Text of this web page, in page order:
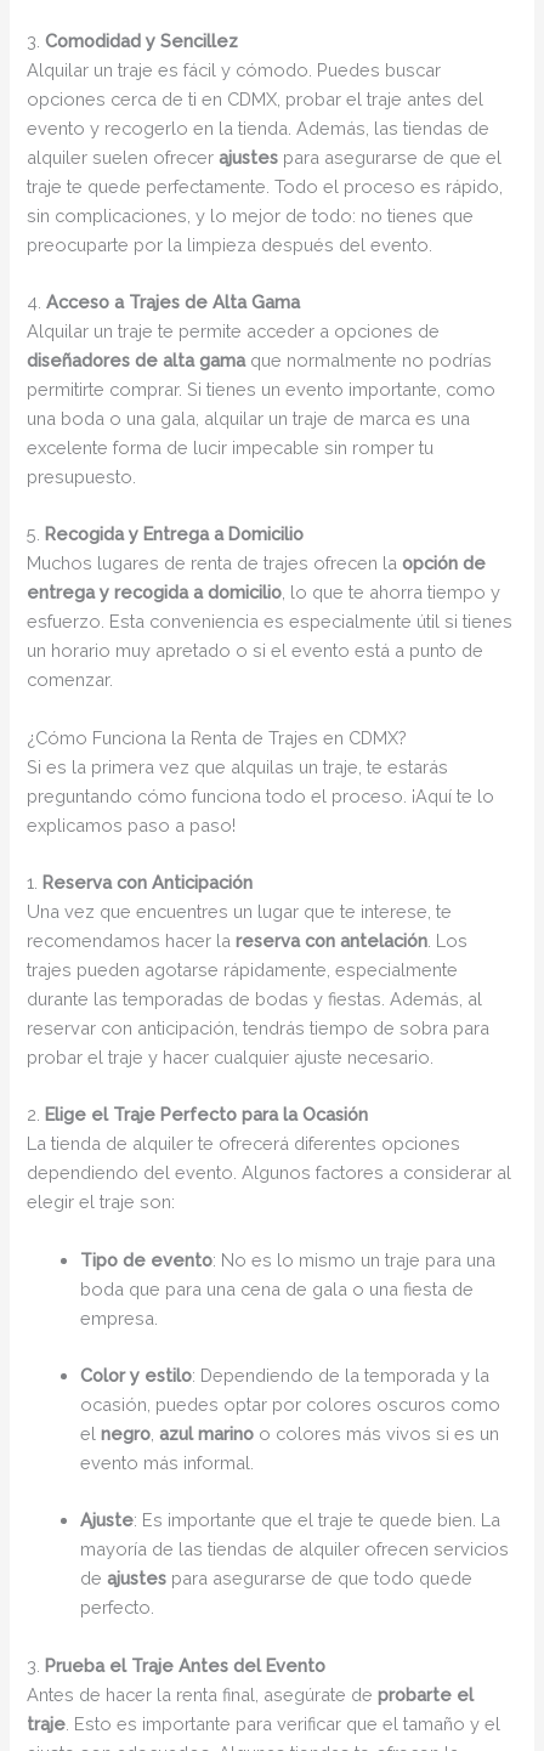
3.Comodidad y Sencillez
Alquilar un traje es fácil y cómodo. Puedes buscar
opciones cerca de ti en CDMX, probar el traje antes del
evento y recogerlo en la tienda. Además, las tiendas de
alquiler suelen ofrecerajustes para asegurarse de que el
traje te quede perfectamente. Todo el proceso es rápido,
sin complicaciones, y lo mejor de todo: no tienes que
preocuparte por la limpieza después del evento.
4.Acceso a Trajes de Alta Gama
Alquilar un traje te permite acceder a opciones de
diseñadores de alta gamaque normalmente no podrías
permitirte comprar. Si tienes un evento importante, como
una boda o una gala, alquilar un traje de marca es una
excelente forma de lucir impecable sin romper tu
presupuesto.
5. Recogida y Entrega a Domicilio
Muchos lugares de renta de trajes ofrecen laopción de
entrega y recogida a domicilio , lo que te ahorra tiempo y
esfuerzo. Esta conveniencia es especialmente útil si tienes
un horario muy apretado o si el evento está a punto de
comenzar.
¿Cómo Funciona la Renta de Trajes en CDMX?
Si es la primera vez que alquilas un traje, te estarás
preguntando cómo funciona todo el proceso. ¡Aquí te lo
explicamos paso a paso!
1. Reserva con Anticipación
Una vez que encuentres un lugar que te interese, te
recomendamos hacer lareserva con antelación . Los
trajes pueden agotarse rápidamente, especialmente
durante las temporadas de bodas y fiestas. Además, al
reservar con anticipación, tendrás tiempo de sobra para
probar el traje y hacer cualquier ajuste necesario.
2. Elige el Traje Perfecto para la Ocasión
La tienda de alquiler te ofrecerá diferentes opciones
dependiendo del evento. Algunos factores a considerar al
elegir el traje son:
Tipo de evento: No es lo mismo un traje para una
boda que para una cena de gala o una fiesta de
empresa.
Color y estilo: Dependiendo de la temporada y la
ocasión, puedes optar por colores oscuros como
elnegro ,azul marino o colores más vivos si es un
evento más informal.
Ajuste: Es importante que el traje te quede bien. La
mayoría de las tiendas de alquiler ofrecen servicios
deajustes para asegurarse de que todo quede
perfecto.
3. Prueba el Traje Antes del Evento
Antes de hacer la renta final, asegúrate deprobarte el
traje . Esto es importante para verificar que el tamaño y el